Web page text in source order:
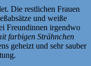
Die restlichen Frauen
und weiße
Freundinnen irgendwo
farbigen Strähnchen
geheizt und sehr sauber